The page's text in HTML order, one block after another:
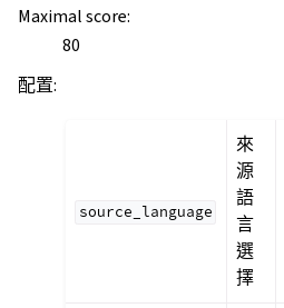
Maximal score:
80
配置:
source_language
來
源
語
言
選
擇